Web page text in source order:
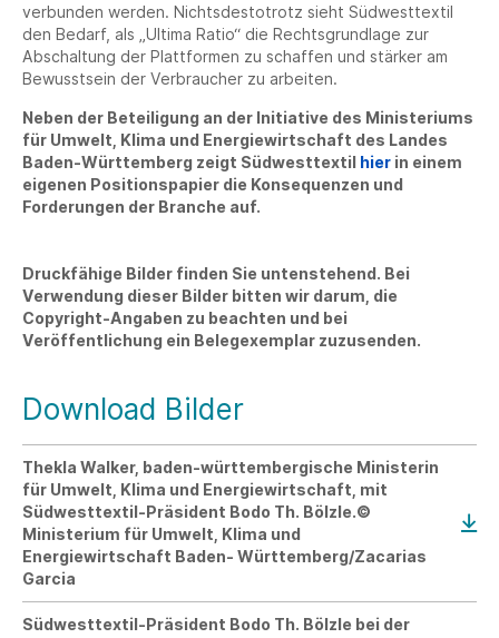
verbunden werden. Nichtsdestotrotz sieht Südwesttextil
den Bedarf, als „Ultima Ratio“ die Rechtsgrundlage zur
Abschaltung der Plattformen zu schaffen und stärker am
Bewusstsein der Verbraucher zu arbeiten.
Neben der Beteiligung an der Initiative des Ministeriums
für Umwelt, Klima und Energiewirtschaft des Landes
Baden-Württemberg zeigt Südwesttextil hier in einem
eigenen Positionspapier die Konsequenzen und
Forderungen der Branche auf.
Druckfähige Bilder finden Sie untenstehend. Bei
Verwendung dieser Bilder bitten wir darum, die
Copyright-Angaben zu beachten und bei
Veröffentlichung ein Belegexemplar zuzusenden.
Download Bilder
Thekla Walker, baden-württembergische Ministerin
für Umwelt, Klima und Energiewirtschaft, mit
Südwesttextil-Präsident Bodo Th. Bölzle.©
Ministerium für Umwelt, Klima und
Energiewirtschaft Baden- Württemberg/Zacarias
Garcia
Südwesttextil-Präsident Bodo Th. Bölzle bei der